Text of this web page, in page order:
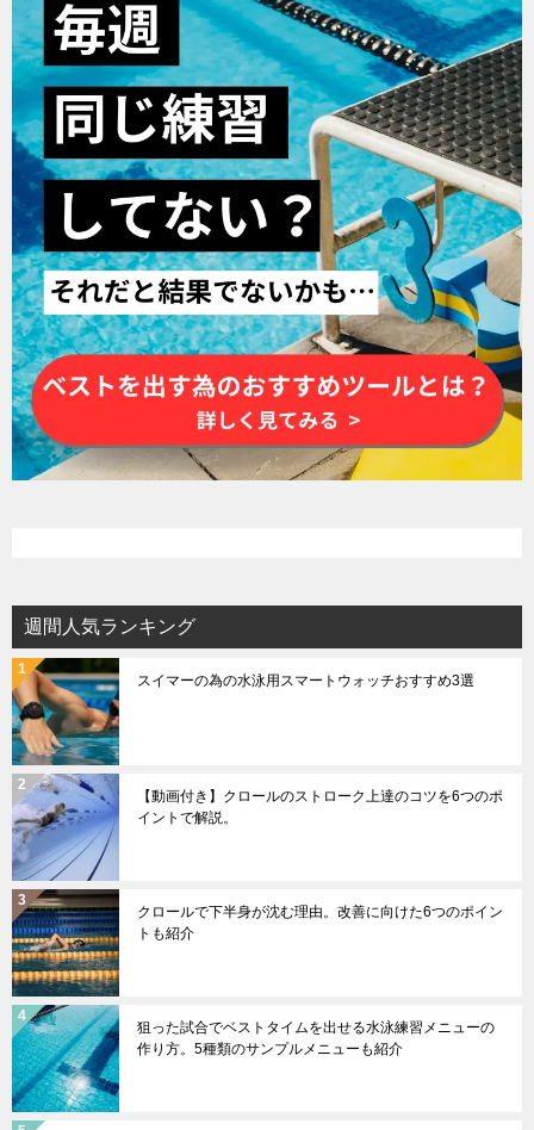
週間人気ランキング
スイマーの為の水泳用スマートウォッチおすすめ3選
【動画付き】クロールのストローク上達のコツを6つのポ
イントで解説。
クロールで下半身が沈む理由。改善に向けた6つのポイン
トも紹介
狙った試合でベストタイムを出せる水泳練習メニューの
作り方。5種類のサンプルメニューも紹介